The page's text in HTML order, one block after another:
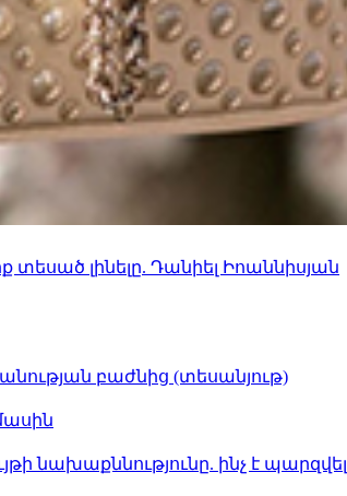
լինելը. Դանիել Իոաննիսյան
բաժնից (տեսանյութ)
նախաքննությունը. ինչ է պարզվել